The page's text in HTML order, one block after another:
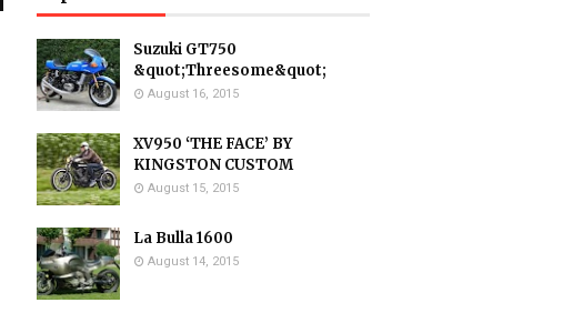
Suzuki GT750
&quot;Threesome&quot;
August 16, 2015
XV950 ‘THE FACE’ BY
KINGSTON CUSTOM
August 15, 2015
La Bulla 1600
August 14, 2015